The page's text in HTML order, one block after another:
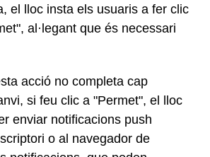
el lloc insta els usuaris a fer clic
al·legant que és necessari
acció no completa cap
si feu clic a "Permet", el lloc
enviar notificacions push
o al navegador de